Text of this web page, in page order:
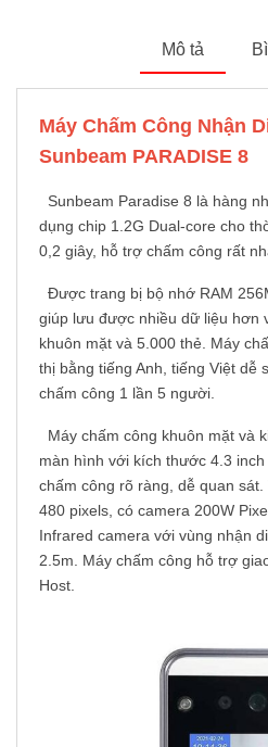
Mô tả
Máy Chấm Công Nhận
Sunbeam PARADISE 8
Sunbeam Paradise 8 là hàng
dụng chip 1.2G Dual-core cho
0,2 giây, hỗ trợ chấm công rất
Được trang bị bộ nhớ RAM
giúp lưu được nhiều dữ liệu hơn
khuôn mặt và 5.000 thẻ. Máy
thị bằng tiếng Anh, tiếng Việt dễ
chấm công 1 lần 5 người.
Máy chấm công khuôn mặt và
màn hình với kích thước 4.3
chấm công rõ ràng, dễ quan
480 pixels, có camera 200W
Infrared camera với vùng nhận
2.5m. Máy chấm công hỗ trợ
Host.